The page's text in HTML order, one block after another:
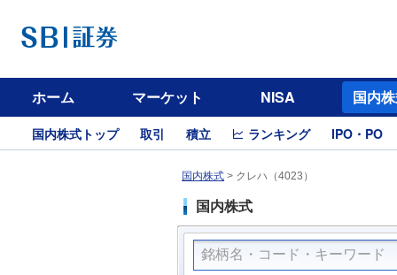
ホーム マーケット NISA 国内
国内株式トップ 取引 積立 ランキング IPO・PO
国内株式 > クレハ（4023）
国内株式